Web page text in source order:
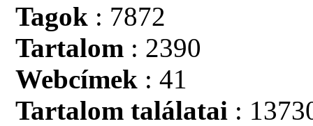
Tagok : 7872
Tartalom : 2390
Webcímek : 41
Tartalom találatai :